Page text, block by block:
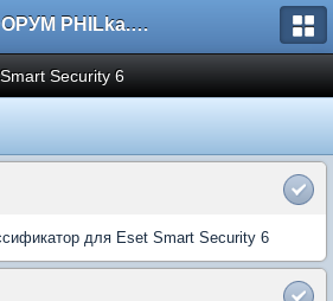
ФОРУМ PHILka.RU
Security 6
для Eset Smart Security 6